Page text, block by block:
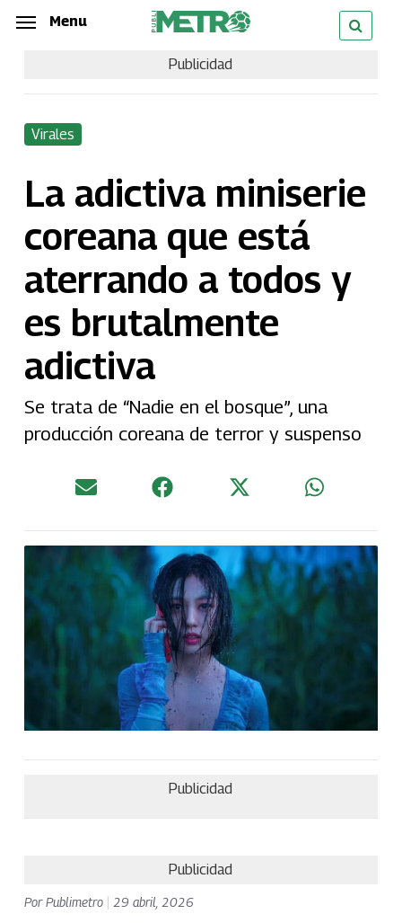
Skip
content
Menu
Publicidad
Virales
La adictiva miniserie
coreana que está
aterrando a todos y
es brutalmente
adictiva
Se trata de “Nadie en el bosque”, una
producción coreana de terror y suspenso
Publicidad
Publicidad
PorPublimetro 29 abril, 2026
Menu